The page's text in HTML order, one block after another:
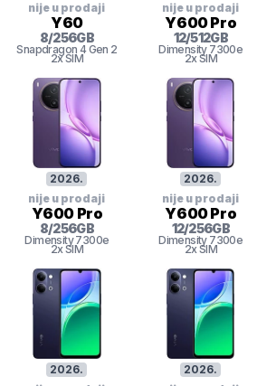
nije u prodaji
Y60
8/256GB
Snapdragon 4 Gen 2
2x SIM
nije u prodaji
Y600 Pro
12/512GB
Dimensity 7300e
2x SIM
2026.
nije u prodaji
Y600 Pro
8/256GB
Dimensity7300e
2x SIM
2026.
nije u prodaji
Y600 Pro
12/256GB
Dimensity 7300e
2x SIM
2026.
2026.